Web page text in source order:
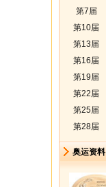
第7届
第10届
第13届
第16届
第19届
第22届
第25届
第28届
奥运资料